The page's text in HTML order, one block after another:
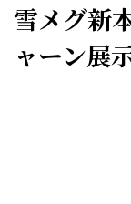
雪メグ新
ャーン展